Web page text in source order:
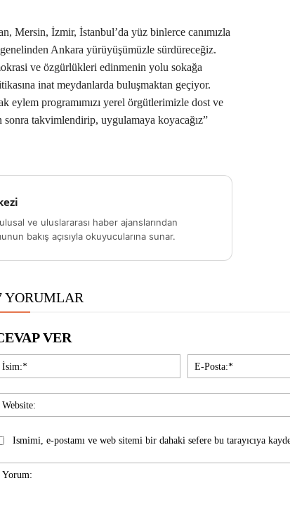
Mersin, İzmir, İstanbul’da yüz binlerce canımızla
Ankara yürüyüşümüzle sürdüreceğiz.
ve özgürlükleri edinmenin yolu sokağa
inat meydanlarda buluşmaktan geçiyor.
eylem programımızı yerel örgütlerimizle dost ve
sonra takvimlendirip, uygulamaya koyacağız”
ve uluslararası haber ajanslarından
bakış açısıyla okuyucularına sunar.
YORUMLAR
VER
İsim:*
Ismimi, e-postamı ve web sitemi bir dahaki sefere bu tarayıcıya